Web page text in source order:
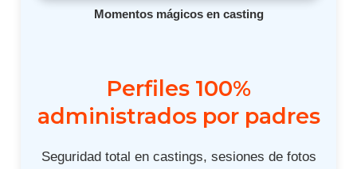
Momentos mágicos en casting
Perfiles 100%
administrados por padres
Seguridad total en castings, sesiones de fotos